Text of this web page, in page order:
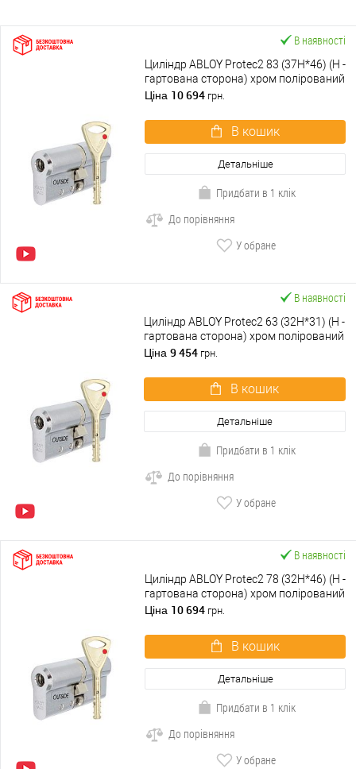
В наявності
Циліндр ABLOY Protec2 83 (37H*46) (H -
гартована сторона) хром полірований
Ціна 10 694 грн.
В кошик
Детальніше
Придбати в 1 клік
До порівняння
У обране
В наявності
Циліндр ABLOY Protec2 63 (32H*31) (H -
гартована сторона) хром полірований
Ціна 9 454 грн.
В кошик
Детальніше
Придбати в 1 клік
До порівняння
У обране
В наявності
Циліндр ABLOY Protec2 78 (32H*46) (H -
гартована сторона) хром полірований
Ціна 10 694 грн.
В кошик
Детальніше
Придбати в 1 клік
До порівняння
У обране